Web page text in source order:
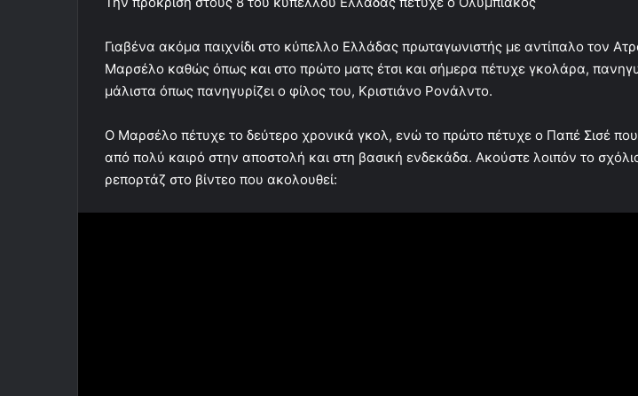
Γιαβένα ακόμα παιχνίδι στο κύπελλο Ελλάδας πρωταγωνιστής με αντίπαλο τον
Μαρσέλο καθώς όπως και στο πρώτο ματς έτσι και σήμερα πέτυχε γκολάρα,
μάλιστα όπως πανηγυρίζει ο φίλος του, Κριστιάνο Ρονάλντο.
Ο Μαρσέλο πέτυχε το δεύτερο χρονικά γκολ, ενώ το πρώτο πέτυχε ο Παπέ Σισέ
από πολύ καιρό στην αποστολή και στη βασική ενδεκάδα. Ακούστε λοιπόν το
ρεπορτάζ στο βίντεο που ακολουθεί: